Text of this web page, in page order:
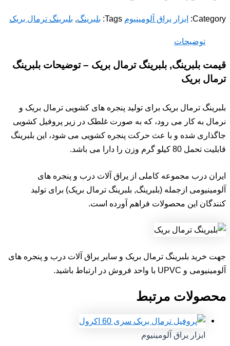
Category: ابزار یراق آلومینیوم Tags: بلبرینگ, بلبرینگ ترمال بریک
توضیحات
قیمت بلبرینگ, بلبرینگ ترمال بریک – توضیحات بلبرینگ
ترمال بریک
بلبرینگ ترمال بریک برای تولید پنجره های کشویی ترمال بریک و
نرمال به کار می رود، که به صورت غلطک در زیر پروفیل کشویی
جاگذاری شده و با عث حرکت پنجره کشویی می شود، این بلبرینگ
قابلیت تحمل 80 کیلو گرم وزن را دارا می باشد.
ایران درب مجموعه کاملی از یراق آلات درب و پنجره های
آلومینیومی ازجمله (بلبرینگ, بلبرینگ ترمال بریک) برای تولید
کنندگان این محصولات فراهم آورده است.
جهت خرید بلبرینگ ترمال بریک و سایر یراق آلات درب و پنجره های
آلومینیومی و UPVC با واحد فروش در ارتباط باشید.
محصولات مرتبط
ابزار یراق آلومینیوم